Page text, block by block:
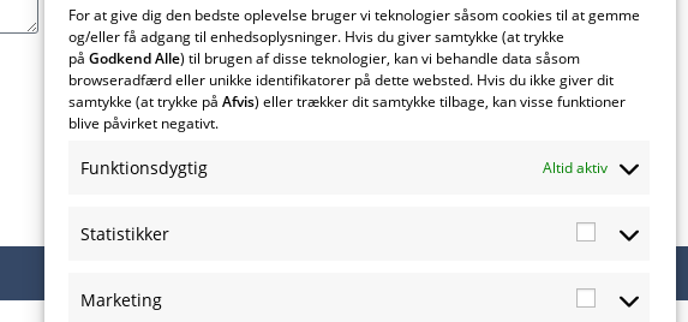
For at give dig den bedste oplevelse bruger vi teknologier såsom cookies til at gemme
og/eller få adgang til enhedsoplysninger. Hvis du giver samtykke (at trykke
på Godkend Alle) til brugen af disse teknologier, kan vi behandle data såsom
browseradfærd eller unikke identifikatorer på dette websted. Hvis du ikke giver dit
samtykke (at trykke på Afvis) eller trækker dit samtykke tilbage, kan visse funktioner
blive påvirket negativt.
Funktionsdygtig Altid aktiv
Statistikker
Marketing